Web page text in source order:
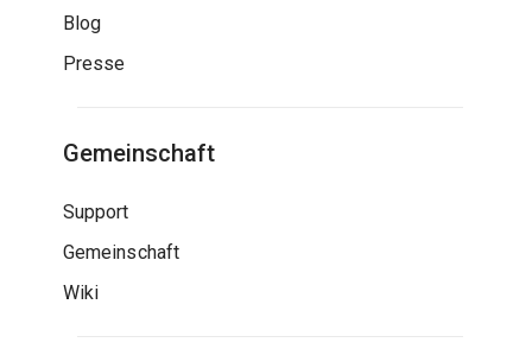
Blog
Presse
Gemeinschaft
Support
Gemeinschaft
Wiki